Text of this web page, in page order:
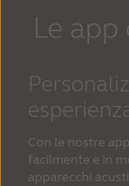
Le app
Con le nostre
facilmente e in
apparecchi